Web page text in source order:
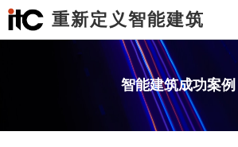
重新定义智能建筑
智能建筑成功案例